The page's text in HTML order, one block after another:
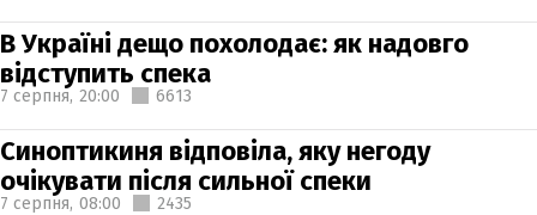
В Україні дещо похолодає: як надовго
відступить спека
7 серпня, 20:00 6613
Синоптикиня відповіла, яку негоду
очікувати після сильної спеки
7 серпня, 08:00 2435